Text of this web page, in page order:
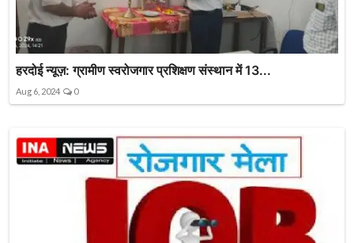
हरदोई न्यूज़: ग्रामीण स्वरोजगार प्रशिक्षण संस्थान में 13...
Aug 6, 2024 0